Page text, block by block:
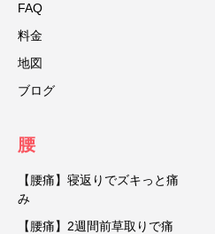
FAQ
料金
地図
ブログ
腰
【腰痛】寝返りでズキっと痛
み
【腰痛】2週間前草取りで痛